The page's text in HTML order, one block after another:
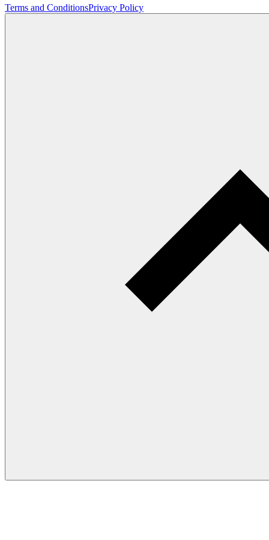
Terms and ConditionsPrivacy Policy